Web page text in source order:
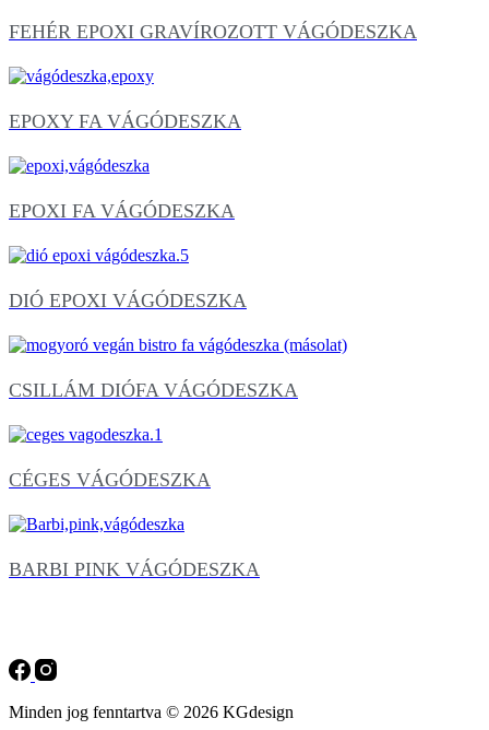
FEHÉR EPOXI GRAVÍROZOTT VÁGÓDESZKA
EPOXY FA VÁGÓDESZKA
EPOXI FA VÁGÓDESZKA
DIÓ EPOXI VÁGÓDESZKA
CSILLÁM DIÓFA VÁGÓDESZKA
CÉGES VÁGÓDESZKA
BARBI PINK VÁGÓDESZKA
Minden jog fenntartva © 2026 KGdesign